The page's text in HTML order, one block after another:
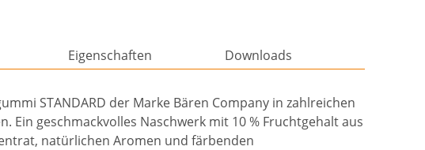
Eigenschaften Downloads
STANDARD der Marke Bären Company in zahlreichen
Ein geschmackvolles Naschwerk mit 10 % Fruchtgehalt aus
natürlichen Aromen und färbenden